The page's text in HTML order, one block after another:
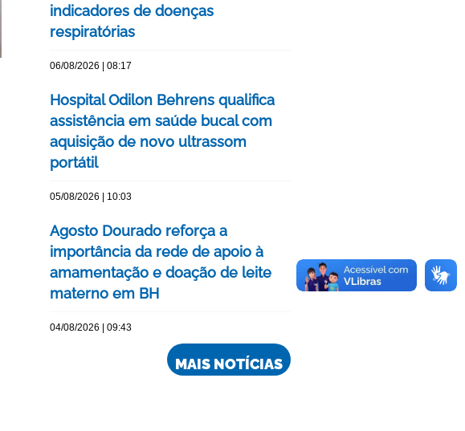
indicadores de doenças
respiratórias
06/08/2026 | 08:17
Hospital Odilon Behrens qualifica
assistência em saúde bucal com
aquisição de novo ultrassom
portátil
05/08/2026 | 10:03
Agosto Dourado reforça a
importância da rede de apoio à
amamentação e doação de leite
materno em BH
04/08/2026 | 09:43
MAIS NOTÍCIAS